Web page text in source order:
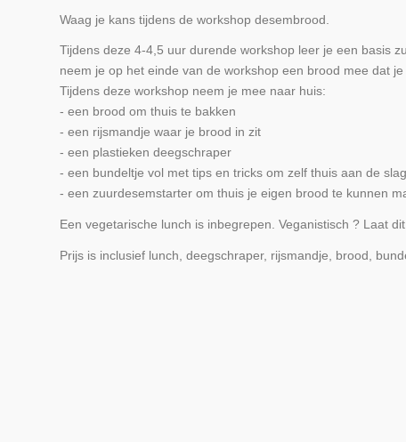
Waag je kans tijdens de workshop desembrood.
Tijdens deze 4-4,5 uur durende workshop leer je een basis
neem je op het einde van de workshop een brood mee dat
Tijdens deze workshop neem je mee naar huis:
- een brood om thuis te bakken
- een rijsmandje waar je brood in zit
- een plastieken deegschraper
- een bundeltje vol met tips en tricks om zelf thuis aan de
- een zuurdesemstarter om thuis je eigen brood te kunnen
Een vegetarische lunch is inbegrepen. Veganistisch ? Laat
Prijs is inclusief lunch, deegschraper, rijsmandje, brood,